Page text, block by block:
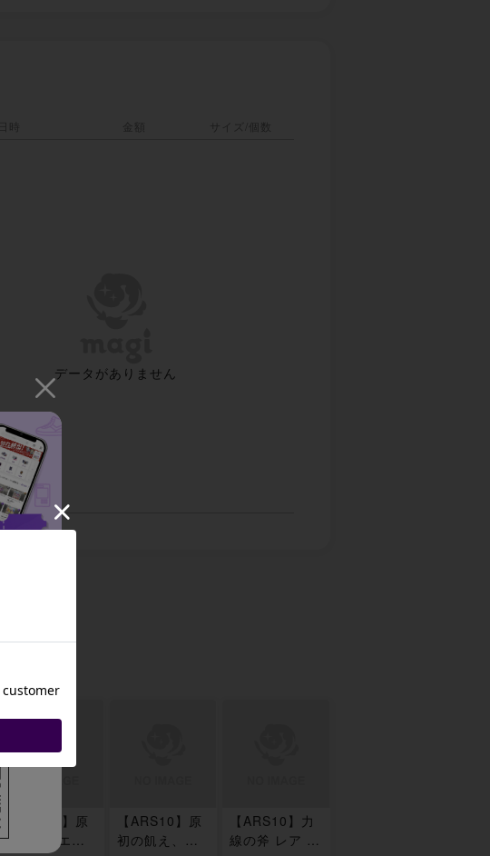
日時 金額 サイズ/個数
データがありません
【ARS10】原
初の嵐、エタ
【ARS10】原
初の飢え、ガ
【ARS10】力
線の斧 レア 4